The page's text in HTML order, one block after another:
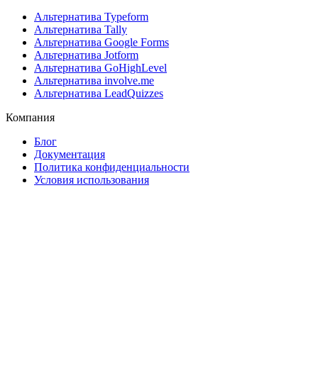
Альтернатива Typeform
Альтернатива Tally
Альтернатива Google Forms
Альтернатива Jotform
Альтернатива GoHighLevel
Альтернатива involve.me
Альтернатива LeadQuizzes
Компания
Блог
Документация
Политика конфиденциальности
Условия использования